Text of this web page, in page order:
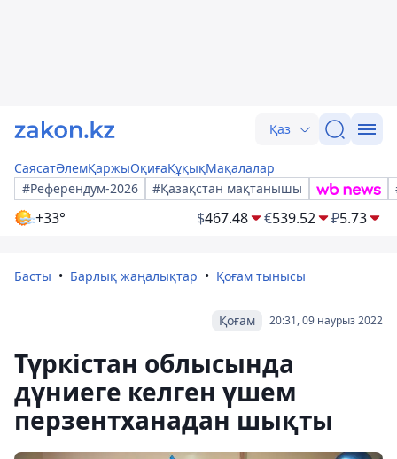
Қаз
СаясатӘлемҚаржыОқиғаҚұқықМақалалар
#Референдум-2026
#Қазақстан мақтанышы
+33° $467.48 €539.52 ₽5.73
Басты Барлық жаңалықтар Қоғам тынысы
20:31, 09 наурыз 2022
Қоғам
Түркістан облысында
дүниеге келген үшем
перзентханадан шықты